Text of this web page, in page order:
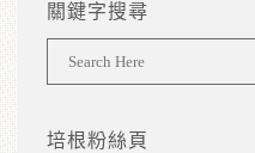
關鍵字搜尋
培根粉絲頁